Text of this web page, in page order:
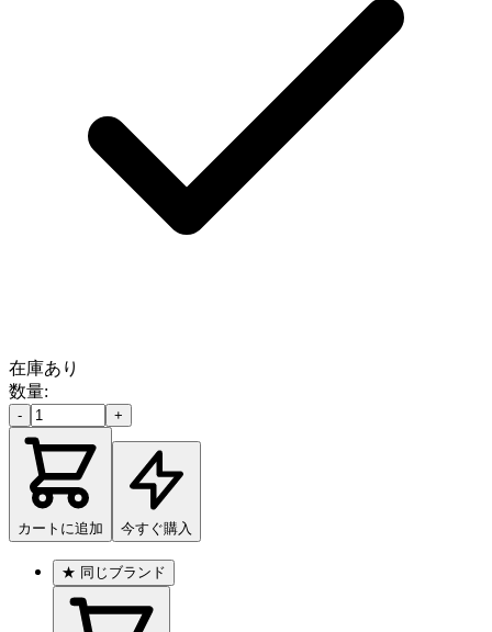
在庫あり
数量:
- +
カートに追加 今すぐ購入
★ 同じブランド